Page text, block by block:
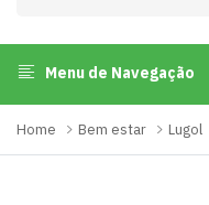
Menu de Navegação
Home Bem estar Lugol